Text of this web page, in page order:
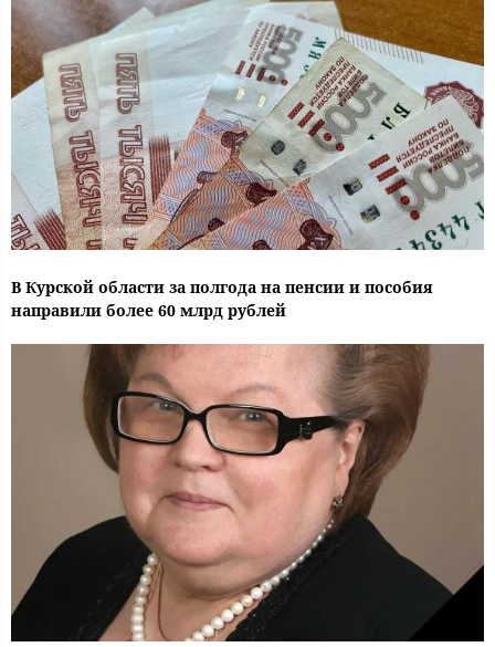
В Курской области за полгода на пенсии и пособия
направили более 60 млрд рублей